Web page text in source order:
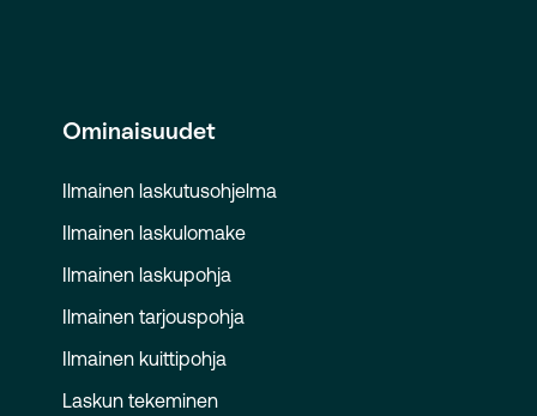
Ominaisuudet
Ilmainen laskutusohjelma
Ilmainen laskulomake
Ilmainen laskupohja
Ilmainen tarjouspohja
Ilmainen kuittipohja
Laskun tekeminen